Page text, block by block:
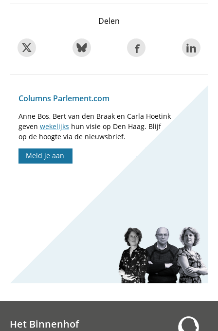
Delen
Columns Parlement.com
Anne Bos, Bert van den Braak en Carla Hoetink
geven wekelijks hun visie op Den Haag. Blijf
op de hoogte via de nieuwsbrief.
Meld je aan
Het Binnenhof